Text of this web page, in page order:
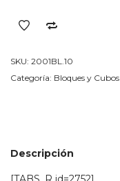
(500
2000
SKU: 2001BL.10
Categoría: Bloques y Cubos
Descripción